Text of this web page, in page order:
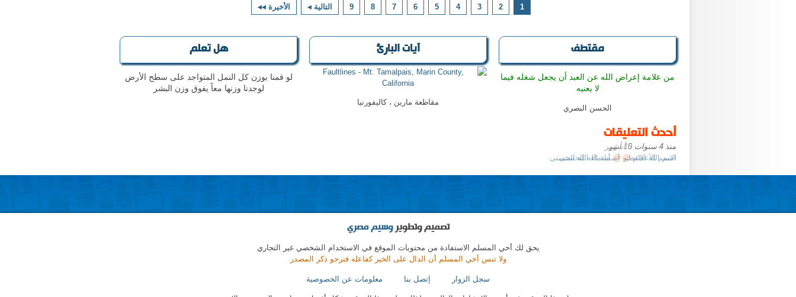
1
2
3
4
5
6
7
8
9 التالية ◂ الأخيرة ◂◂
مقتطف
من علامة إعراض الله عن العبد أن يجعل شغله فيما
لا يعنيه
الحسن البصري
آيات البارئ
مقاطعة مارين ، كاليفورنيا
هل تعلم
لو قمنا بوزن كل النمل المتواجد على سطح الأرض
لوجدنا وزنها معاً يفوق وزن البشر
أحدث التعليقات
منذ 4 سنوات 10 أشهر
اسم الله الاعظم @ أسماء الله الحسنى
تصميم وتطويروسيم مصري
يحق لك أخي المسلم الاستفادة من محتويات الموقع في الاستخدام الشخصي غير التجاري
ولا تنس أخي المسلم أن الدال على الخير كفاعله فنرجو ذكر المصدر
سجل الزوار إتصل بنا معلومات عن الخصوصية